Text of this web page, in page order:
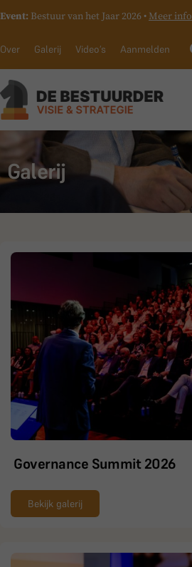
Event: Bestuur van het Jaar 2026 • Meer info
Over Galerij Video’s Aanmelden
Galerij
Governance Summit 2026
Bekijk galerij